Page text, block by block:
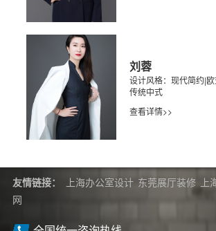
刘蓉
设计风格：现代简约|
传统中式
查看详情>>
友情链接： 上海办公室设计 东莞展厅装修 上
网